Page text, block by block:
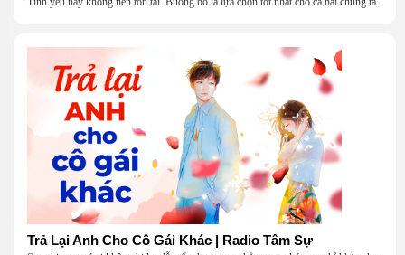
Trả Lại Anh Cho Cô Gái Khác | Radio Tâm Sự